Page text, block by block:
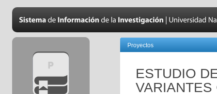
Proyectos
ESTUDIO
VARIANTES